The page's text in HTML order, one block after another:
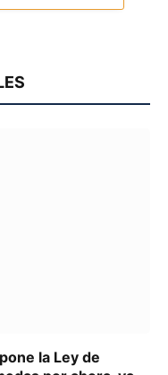
la Ley de